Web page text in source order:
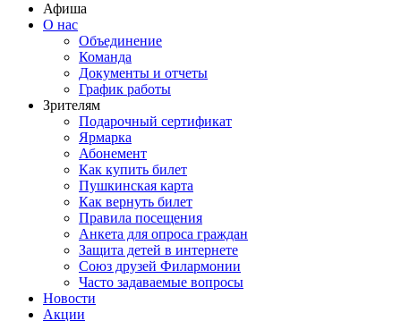
Афиша
О нас
Объединение
Команда
Документы и отчеты
График работы
Зрителям
Подарочный сертификат
Ярмарка
Абонемент
Как купить билет
Пушкинская карта
Как вернуть билет
Правила посещения
Анкета для опроса граждан
Защита детей в интернете
Союз друзей Филармонии
Часто задаваемые вопросы
Новости
Акции